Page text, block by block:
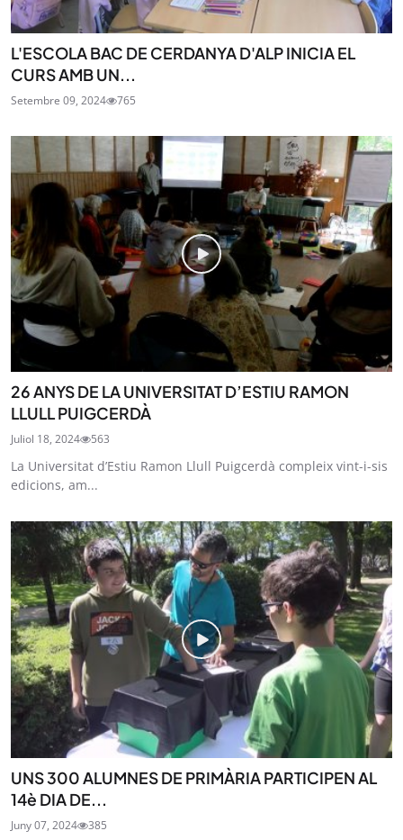
L'ESCOLA BAC DE CERDANYA D'ALP INICIA EL
CURS AMB UN...
Setembre 09, 2024 765
26 ANYS DE LA UNIVERSITAT D’ESTIU RAMON
LLULL PUIGCERDÀ
Juliol 18, 2024 563
La Universitat d’Estiu Ramon Llull Puigcerdà compleix vint-i-sis
edicions, am...
UNS 300 ALUMNES DE PRIMÀRIA PARTICIPEN AL
14è DIA DE...
Juny 07, 2024 385